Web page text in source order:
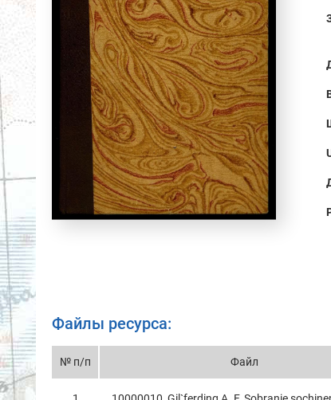
Файлы ресурса:
№ п/п Файл